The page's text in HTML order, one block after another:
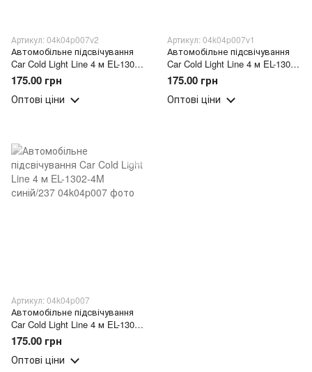
Артикул: 04k04p007v2
Автомобільне підсвічування
Car Cold Light Line 4 м EL-1302-
4M зелений/237
175.00 грн
Оптові ціни
Артикул: 04k04p007v1
Автомобільне підсвічування
Car Cold Light Line 4 м EL-1302-
4M червоний/237
175.00 грн
Оптові ціни
Артикул: 04k04p007
Автомобільне підсвічування
Car Cold Light Line 4 м EL-1302-
4M синій/237
175.00 грн
Оптові ціни